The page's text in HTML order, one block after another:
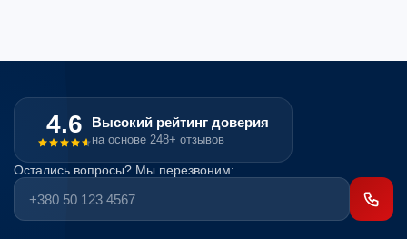
4.6 Высокий рейтинг доверия
на основе 248+ отзывов
Остались вопросы? Мы перезвоним: